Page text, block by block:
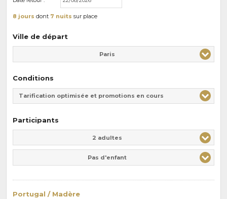
8 jours dont 7 nuits sur place
Ville de départ
Paris
Conditions
Tarification optimisée et promotions en cours
Participants
2 adultes
Pas d'enfant
Portugal / Madère